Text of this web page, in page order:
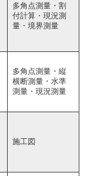
多角点測量・割
付計算・現況測
量・境界測量
多角点測量・縦
横断測量・水準
測量・現況測量
施工図